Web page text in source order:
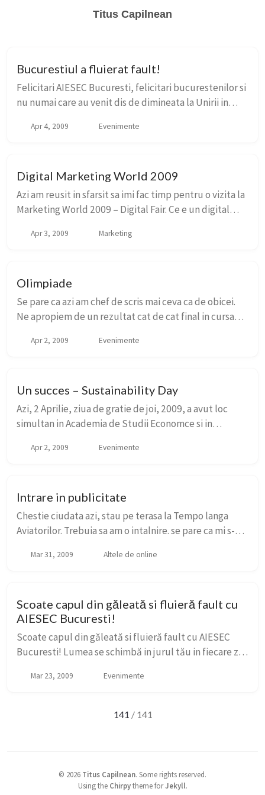
Titus Capilnean
Bucurestiul a fluierat fault!
Felicitari AIESEC Bucuresti, felicitari bucurestenilor si
nu numai care au venit dis de dimineata la Unirii in
Fault din Nou! Cam 700 de suflete...
Apr 4, 2009 Evenimente
Digital Marketing World 2009
Azi am reusit in sfarsit sa imi fac timp pentru o vizita la
Marketing World 2009 – Digital Fair. Ce e un digital
lume virtuala, esti intampin...
Apr 3, 2009 Marketing
Olimpiade
Se pare ca azi am chef de scris mai ceva ca de obicei.
Ne apropiem de un rezultat cat de cat final in cursa
5 diversi – eu, Andra, Adi, Andrei...
Apr 2, 2009 Evenimente
Un succes – Sustainability Day
Azi, 2 Aprilie, ziua de gratie de joi, 2009, a avut loc
simultan in Academia de Studii Economce si in
AIESEC Bucuresti. Pentru prima data dupa mu...
Apr 2, 2009 Evenimente
Intrare in publicitate
Chestie ciudata azi, stau pe terasa la Tempo langa
Aviatorilor. Trebuia sa am o intalnire. se pare ca mi s-a
momentan la usa. Mai bine zis pe terasa...
Mar 31, 2009 Altele de online
Scoate capul din găleată si fluieră fault cu
AIESEC Bucuresti!
Scoate capul din găleată si fluieră fault cu AIESEC
Bucuresti! Lumea se schimbă in jurul tău in fiecare zi.
Te simţi pregătit? | —|— | Pe ...
Mar 23, 2009 Evenimente
141 / 141
© 2026 Titus Capilnean. Some rights reserved.
Using the Chirpytheme forJekyll.